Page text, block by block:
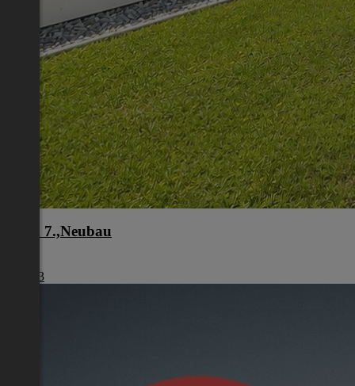
Wien 7.,Neubau
€ 2.213